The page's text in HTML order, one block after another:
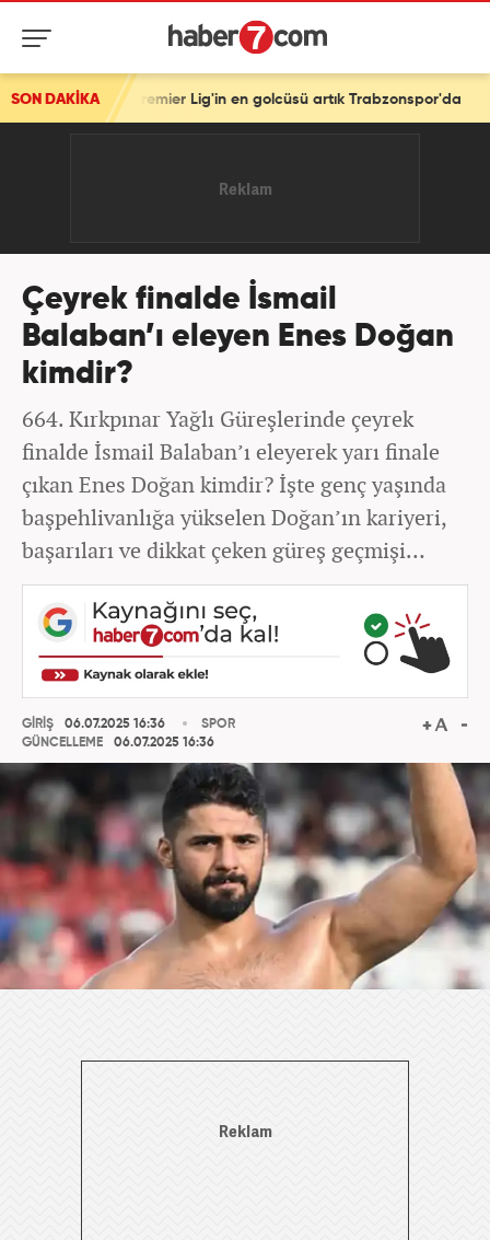
SON DAKİKALig'in en golcüsü artık Trabzonspor'da
Çeyrek finalde İsmail
Balaban’ı eleyen Enes Doğan
kimdir?
664. Kırkpınar Yağlı Güreşlerinde çeyrek
finalde İsmail Balaban’ı eleyerek yarı finale
çıkan Enes Doğan kimdir? İşte genç yaşında
başpehlivanlığa yükselen Doğan’ın kariyeri,
başarıları ve dikkat çeken güreş geçmişi…
GİRİŞ
06.07.2025 16:36
GÜNCELLEME
06.07.2025 16:36
SPOR